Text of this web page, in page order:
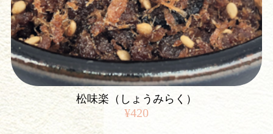
松味楽（しょうみらく）
¥420